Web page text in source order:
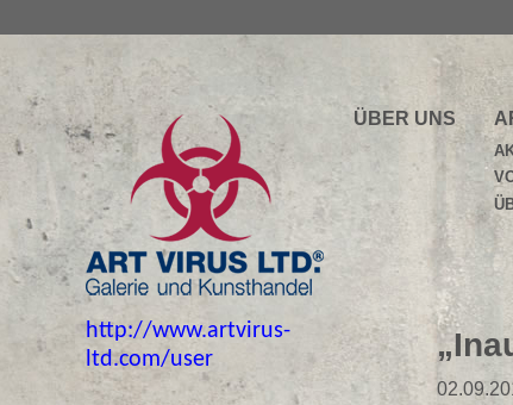
http://www.artvirus-
ltd.com/user
ÜBER UNS